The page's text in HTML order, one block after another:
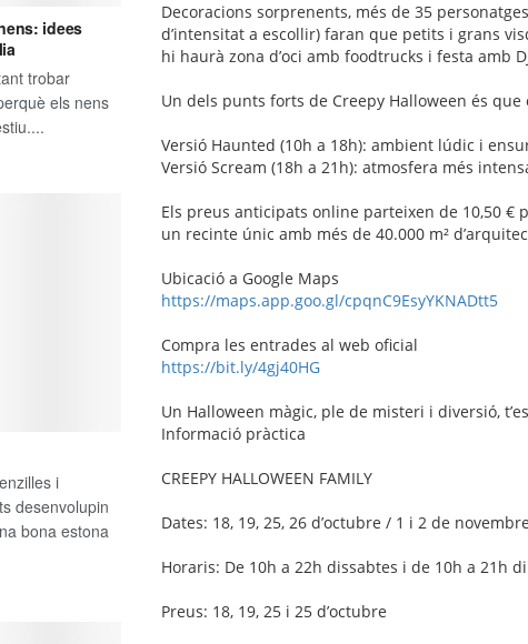
Decoracions sorprenents, més de 35
d’intensitat a escollir) faran que petits i grans
hi haurà zona d’oci amb foodtrucks i festa amb
Un dels punts forts de Creepy Halloween és
Versió Haunted (10h a 18h): ambient lúdic i
Versió Scream (18h a 21h): atmosfera més
Els preus anticipats online parteixen de 10,50 €
un recinte únic amb més de 40.000 m²
Ubicació a Google Maps
https://maps.app.goo.gl/cpqnC9EsyYKNADtt5
Compra les entrades al web oficial
https://bit.ly/4gj40HG
Un Halloween màgic, ple de misteri i diversió,
Informació pràctica
CREEPY HALLOWEEN FAMILY
Dates: 18, 19, 25, 26 d’octubre / 1 i 2 de novembre
Horaris: De 10h a 22h dissabtes i de 10h a 21h
Preus: 18, 19, 25 i 25 d’octubre